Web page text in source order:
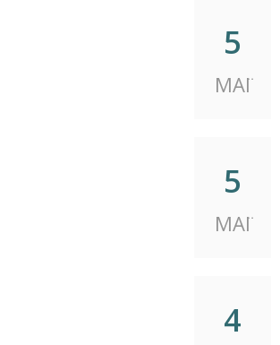
5
ΜΑΪ
5
ΜΑΪ
4